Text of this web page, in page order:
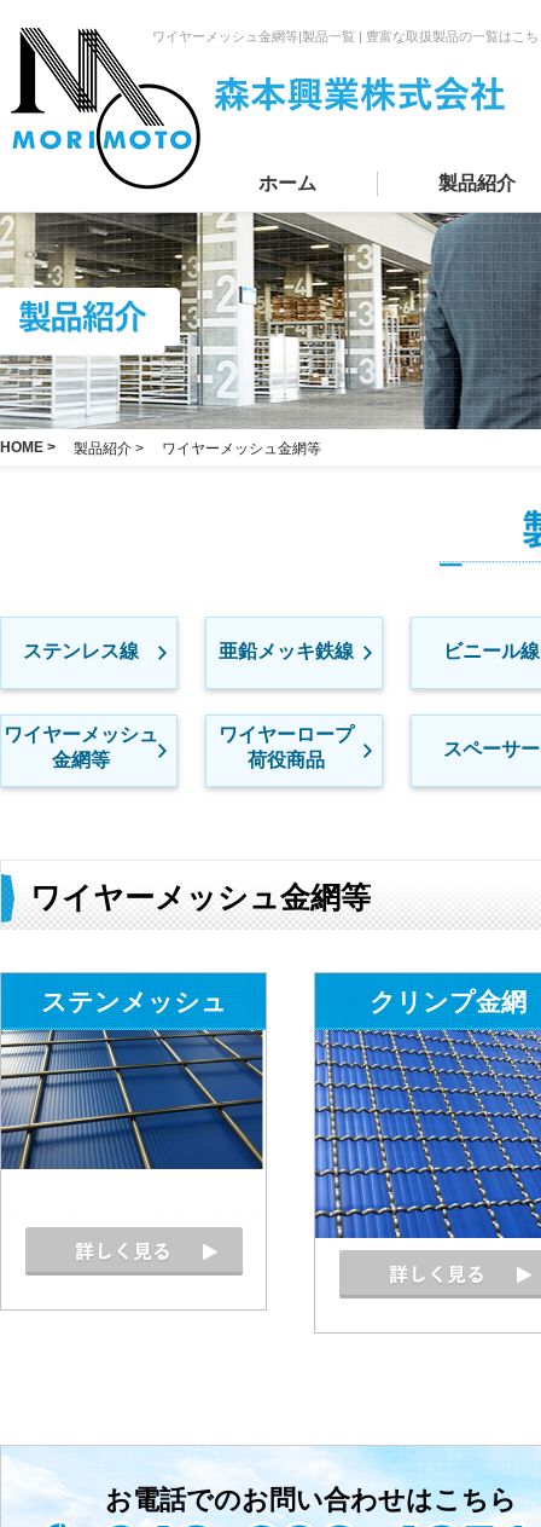
ワイヤーメッシュ金網等|製品一覧 | 豊富な取扱製品の一覧はこ
ホーム 製品紹介
HOME > 製品紹介 > ワイヤーメッシュ金網等
ステンレス線 亜鉛メッキ鉄線 ビニール線
ワイヤーメッシュ
金網等
ワイヤーロープ
荷役商品
スペーサー
ワイヤーメッシュ金網等
ステンメッシュ クリンプ金網
お電話でのお問い合わせはこちら